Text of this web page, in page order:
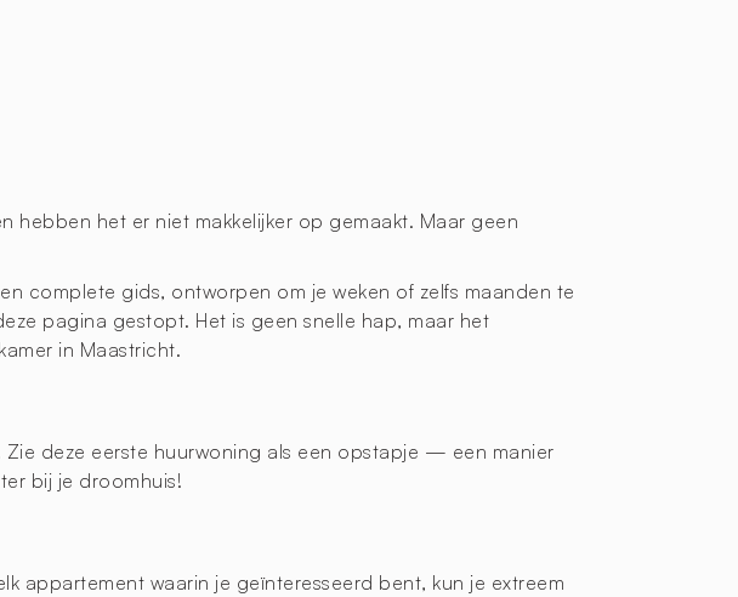
hebben het er niet makkelijker op gemaakt. Maar geen
complete gids, ontworpen om je weken of zelfs maanden te
pagina gestopt. Het is geen snelle hap, maar het
in Maastricht.
deze eerste huurwoning als een opstapje — een manier
bij je droomhuis!
appartement waarin je geïnteresseerd bent, kun je extreem